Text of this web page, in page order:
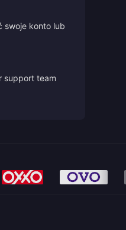
swoje konto lub
support team